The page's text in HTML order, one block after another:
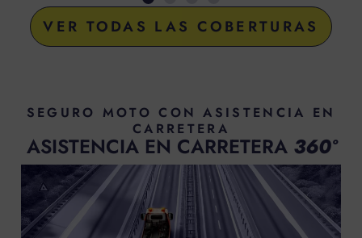
VER TODAS LAS COBERTURAS
SEGURO MOTO CON ASISTENCIA EN
CARRETERA
ASISTENCIA EN CARRETERA 360º